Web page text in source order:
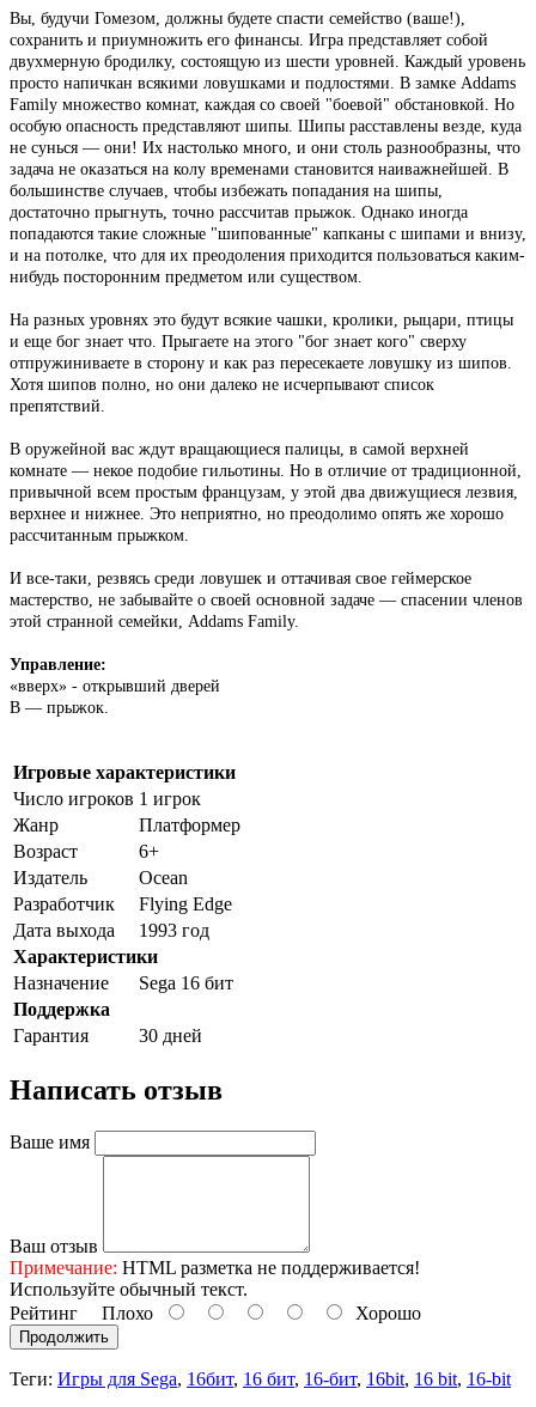
Вы, будучи Гомезом, должны будете спасти семейство (ваше!),
сохранить и приумножить его финансы. Игра представляет собой
двухмерную бродилку, состоящую из шести уровней. Каждый уровень
просто напичкан всякими ловушками и подлостями. В замке Addams
Family множество комнат, каждая со своей "боевой" обстановкой. Но
особую опасность представляют шипы. Шипы расставлены везде, куда
не сунься — они! Их настолько много, и они столь разнообразны, что
задача не оказаться на колу временами становится наиважнейшей. В
большинстве случаев, чтобы избежать попадания на шипы,
достаточно прыгнуть, точно рассчитав прыжок. Однако иногда
попадаются такие сложные "шипованные" капканы с шипами и внизу,
и на потолке, что для их преодоления приходится пользоваться каким-
нибудь посторонним предметом или существом.
На разных уровнях это будут всякие чашки, кролики, рыцари, птицы
и еще бог знает что. Прыгаете на этого "бог знает кого" сверху
отпружиниваете в сторону и как раз пересекаете ловушку из шипов.
Хотя шипов полно, но они далеко не исчерпывают список
препятствий.
В оружейной вас ждут вращающиеся палицы, в самой верхней
комнате — некое подобие гильотины. Но в отличие от традиционной,
привычной всем простым французам, у этой два движущиеся лезвия,
верхнее и нижнее. Это неприятно, но преодолимо опять же хорошо
рассчитанным прыжком.
И все-таки, резвясь среди ловушек и оттачивая свое геймерское
мастерство, не забывайте о своей основной задаче — спасении членов
этой странной семейки, Addams Family.
Управление:
«вверх» - открывший дверей
В — прыжок.
Игровые характеристики
Число игроков 1 игрок
Жанр
Платформер
Возраст
6+
Издатель
Ocean
Разработчик
Flying Edge
Дата выхода
1993 год
Характеристики
Назначение
Sega 16 бит
Поддержка
Гарантия
30 дней
Написать отзыв
Ваше имя
Ваш отзыв
Примечание: HTML разметка не поддерживается!
Используйте обычный текст.
Рейтинг Плохо Хорошо
Продолжить
Теги: Игры для Sega, 16бит, 16 бит, 16-бит, 16bit, 16 bit, 16-bit